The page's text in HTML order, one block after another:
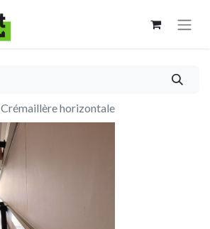
Crémaillère horizontale